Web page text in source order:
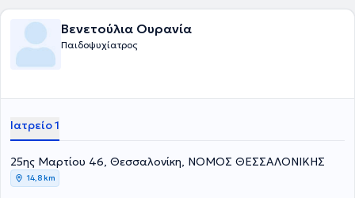
φαρμακοθεραπείας, συνταγογράφησης θεραπειών ειδικής
αγωγής, συμβουλευτικής γονέων και σύνταξης ιατρικού φακέλου
αναπηρίας.
Βενετούλια Ουρανία
Παιδοψυχίατρος
Ιατρείο 1
25ης Μαρτίου 46, Θεσσαλονίκη, ΝΟΜΟΣ ΘΕΣΣΑΛΟΝΙΚΗΣ
14,8 km